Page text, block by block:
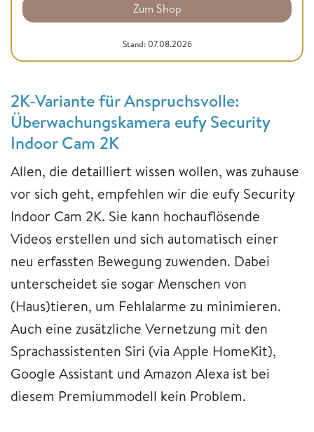
Zum Shop
Stand: 07.08.2026
2K-Variante für Anspruchsvolle:
Überwachungskamera eufy Security
Indoor Cam 2K
Allen, die detailliert wissen wollen, was zuhause
vor sich geht, empfehlen wir die eufy Security
Indoor Cam 2K. Sie kann hochauflösende
Videos erstellen und sich automatisch einer
neu erfassten Bewegung zuwenden. Dabei
unterscheidet sie sogar Menschen von
(Haus)tieren, um Fehlalarme zu minimieren.
Auch eine zusätzliche Vernetzung mit den
Sprachassistenten Siri (via Apple HomeKit),
Google Assistant und Amazon Alexa ist bei
diesem Premiummodell kein Problem.